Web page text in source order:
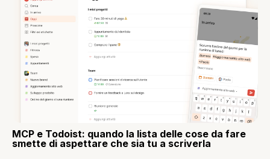
MCP e Todoist: quando la lista delle cose da fare
smette di aspettare che sia tu a scriverla